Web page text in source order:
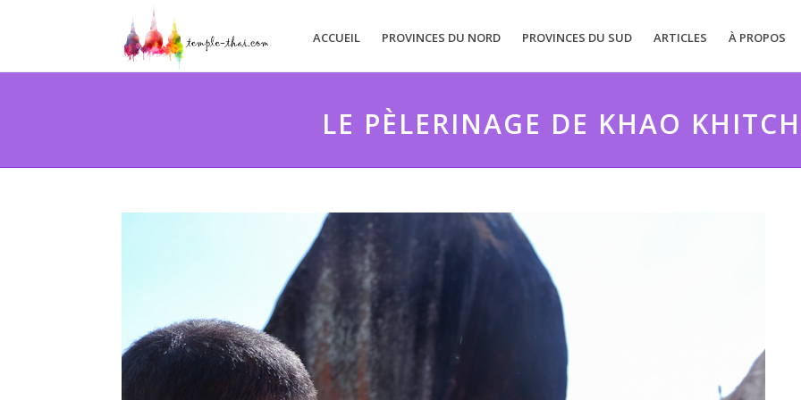
ACCUEIL PROVINCES DU NORD PROVINCES DU SUD ARTICLES À PROPOS
LE PÈLERINAGE DE KHAO